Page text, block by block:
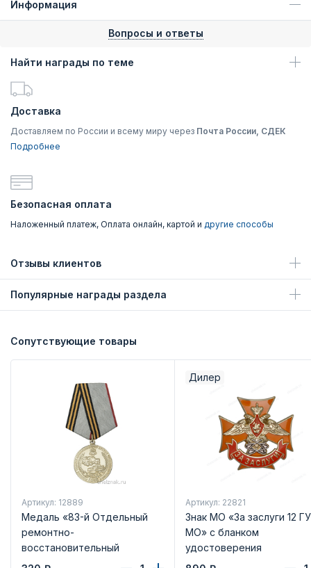
Информация
Вопросы и ответы
Найти награды по теме
Доставка
Доставляем по России и всему миру через Почта России, СДЕК
Подробнее
Безопасная оплата
Наложенный платеж, Оплата онлайн, картой и другие способы
Отзывы клиентов
Популярные награды раздела
Сопутствующие товары
Артикул: 12889
Медаль «83-й Отдельный
ремонтно-
восстановительный
батальон КР СКВО» д 34 мм
Дилер
Артикул: 22821
Знак МО «За заслуги 12 ГУ
МО» с бланком
удостоверения